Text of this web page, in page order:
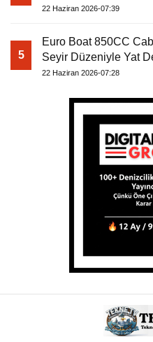
22 Haziran 2026-07:39
5
Euro Boat 850CC
Seyir Düzeniyle Yat
22 Haziran 2026-07:28